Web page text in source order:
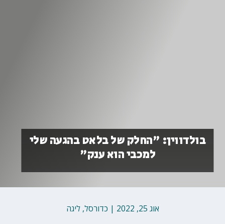
בולדווין: "החלק של בלאט בהגעה שלי
למכבי הוא ענק"
אוג 25, 2022 | כדורסל,ליגה